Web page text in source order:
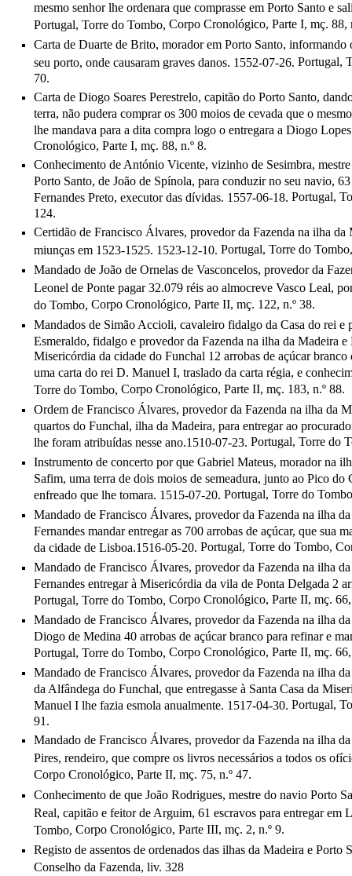
mesmo senhor lhe ordenara que comprasse em Porto Santo e
Portugal, Torre do Tombo, Corpo Cronológico, Parte I, mç. 88,
Carta de Duarte de Brito, morador em Porto Santo, informando
seu porto, onde causaram graves danos. 1552-07-26. Portugal,
70.
Carta de Diogo Soares Perestrelo, capitão do Porto Santo,
terra, não pudera comprar os 300 moios de cevada que o
lhe mandava para a dita compra logo o entregara a Diogo
Cronológico, Parte I, mç. 88, n.º 8.
Conhecimento de António Vicente, vizinho de Sesimbra,
Porto Santo, de João de Spínola, para conduzir no seu navio,
Fernandes Preto, executor das dívidas. 1557-06-18. Portugal,
124.
Certidão de Francisco Álvares, provedor da Fazenda na ilha
miunças em 1523-1525. 1523-12-10. Portugal, Torre do Tombo,
Mandado de João de Ornelas de Vasconcelos, provedor da
Leonel de Ponte pagar 32.079 réis ao almocreve Vasco Leal,
do Tombo, Corpo Cronológico, Parte II, mç. 122, n.º 38.
Mandados de Simão Accioli, cavaleiro fidalgo da Casa do rei
Esmeraldo, fidalgo e provedor da Fazenda na ilha da Madeira e
Misericórdia da cidade do Funchal 12 arrobas de açúcar
uma carta do rei D. Manuel I, traslado da carta régia, e
Torre do Tombo, Corpo Cronológico, Parte II, mç. 183, n.º 88.
Ordem de Francisco Álvares, provedor da Fazenda na ilha da
quartos do Funchal, ilha da Madeira, para entregar ao
lhe foram atribuídas nesse ano.1510-07-23. Portugal, Torre do
Instrumento de concerto por que Gabriel Mateus, morador na
Safim, uma terra de dois moios de semeadura, junto ao Pico
enfreado que lhe tomara. 1515-07-20. Portugal, Torre do
Mandado de Francisco Álvares, provedor da Fazenda na ilha
Fernandes mandar entregar as 700 arrobas de açúcar, que sua
da cidade de Lisboa.1516-05-20. Portugal, Torre do Tombo,
Mandado de Francisco Álvares, provedor da Fazenda na ilha
Fernandes entregar à Misericórdia da vila de Ponta Delgada 2
Portugal, Torre do Tombo, Corpo Cronológico, Parte II, mç. 66,
Mandado de Francisco Álvares, provedor da Fazenda na ilha
Diogo de Medina 40 arrobas de açúcar branco para refinar e
Portugal, Torre do Tombo, Corpo Cronológico, Parte II, mç. 66,
Mandado de Francisco Álvares, provedor da Fazenda na ilha
da Alfândega do Funchal, que entregasse à Santa Casa da
Manuel I lhe fazia esmola anualmente. 1517-04-30. Portugal,
91.
Mandado de Francisco Álvares, provedor da Fazenda na ilha
Pires, rendeiro, que compre os livros necessários a todos os
Corpo Cronológico, Parte II, mç. 75, n.º 47.
Conhecimento de que João Rodrigues, mestre do navio Porto
Real, capitão e feitor de Arguim, 61 escravos para entregar em
Tombo, Corpo Cronológico, Parte III, mç. 2, n.º 9.
Registo de assentos de ordenados das ilhas da Madeira e
Conselho da Fazenda, liv. 328